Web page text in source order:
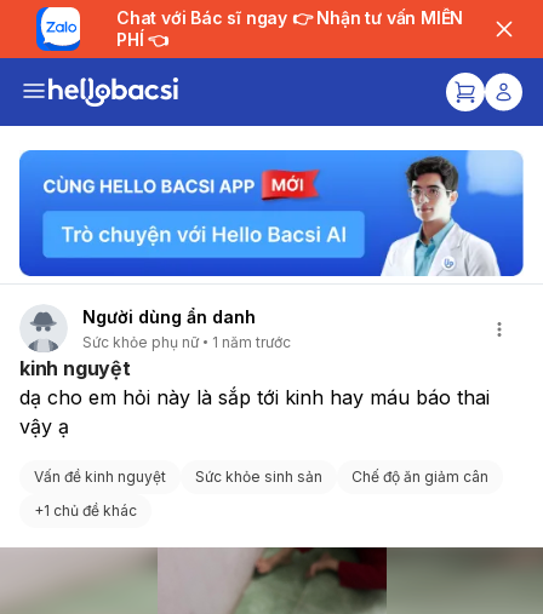
Chat với Bác sĩ ngay 👉 Nhận tư vấn MIỄN
PHÍ 👈
Người dùng ẩn danh
Sức khỏe phụ nữ 1 năm trước
kinh nguyệt
dạ cho em hỏi này là sắp tới kinh hay máu báo thai
vậy ạ
Vấn đề kinh nguyệt Sức khỏe sinh sản
Chế độ ăn giảm cân
+1 chủ đề khác